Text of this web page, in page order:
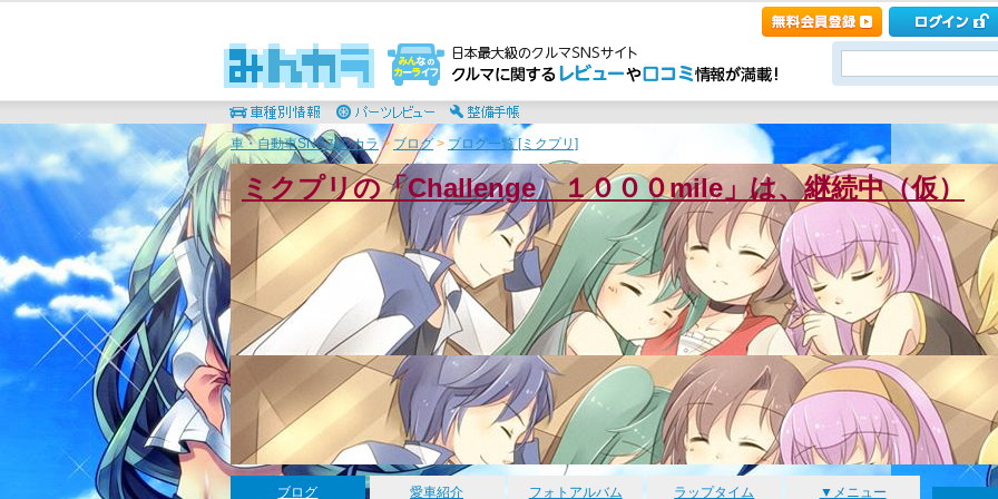
車・自動車SNSみんカラ> ブログ> ブログ一覧 [ミクプリ]
ミクプリの「Challenge １０００mile」は、継続中（仮）
ブログ 愛車紹介 フォトアルバム ラップタイム ▼メニュー